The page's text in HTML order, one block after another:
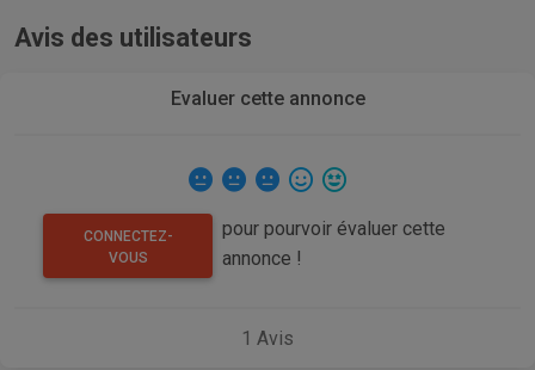
Avis des utilisateurs
Evaluer cette annonce
CONNECTEZ-
VOUS
pour pourvoir évaluer cette
annonce !
1 Avis